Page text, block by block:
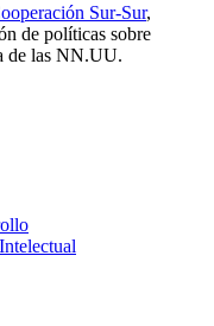
Sur-Sur,
de políticas sobre
de las NN.UU.